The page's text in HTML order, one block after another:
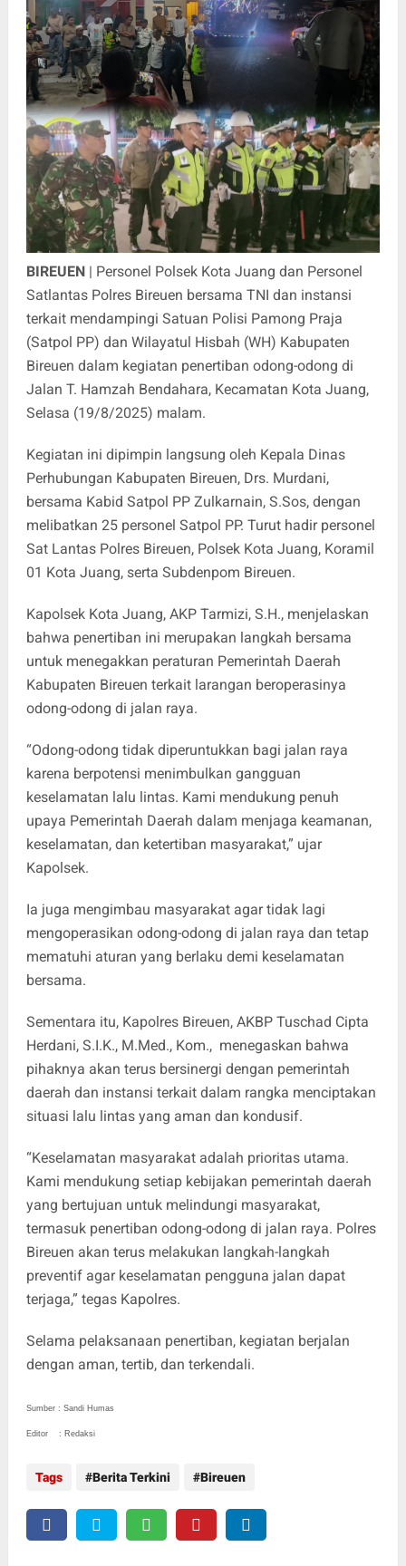
BIREUEN| Personel Polsek Kota Juang dan Personel
Satlantas Polres Bireuen bersama TNI dan instansi
terkait mendampingi Satuan Polisi Pamong Praja
(Satpol PP) dan Wilayatul Hisbah (WH) Kabupaten
Bireuen dalam kegiatan penertiban odong-odong di
Jalan T. Hamzah Bendahara, Kecamatan Kota Juang,
Selasa (19/8/2025) malam.
Kegiatan ini dipimpin langsung oleh Kepala Dinas
Perhubungan Kabupaten Bireuen, Drs. Murdani,
bersama Kabid Satpol PP Zulkarnain, S.Sos, dengan
melibatkan 25 personel Satpol PP. Turut hadir personel
Sat Lantas Polres Bireuen, Polsek Kota Juang, Koramil
01 Kota Juang, serta Subdenpom Bireuen.
Kapolsek Kota Juang, AKP Tarmizi, S.H., menjelaskan
bahwa penertiban ini merupakan langkah bersama
untuk menegakkan peraturan Pemerintah Daerah
Kabupaten Bireuen terkait larangan beroperasinya
odong-odong di jalan raya.
“Odong-odong tidak diperuntukkan bagi jalan raya
karena berpotensi menimbulkan gangguan
keselamatan lalu lintas. Kami mendukung penuh
upaya Pemerintah Daerah dalam menjaga keamanan,
keselamatan, dan ketertiban masyarakat,” ujar
Kapolsek.
Ia juga mengimbau masyarakat agar tidak lagi
mengoperasikan odong-odong di jalan raya dan tetap
mematuhi aturan yang berlaku demi keselamatan
bersama.
Sementara itu, Kapolres Bireuen, AKBP Tuschad Cipta
Herdani, S.I.K., M.Med., Kom., menegaskan bahwa
pihaknya akan terus bersinergi dengan pemerintah
daerah dan instansi terkait dalam rangka menciptakan
situasi lalu lintas yang aman dan kondusif.
“Keselamatan masyarakat adalah prioritas utama.
Kami mendukung setiap kebijakan pemerintah daerah
yang bertujuan untuk melindungi masyarakat,
termasuk penertiban odong-odong di jalan raya. Polres
Bireuen akan terus melakukan langkah-langkah
preventif agar keselamatan pengguna jalan dapat
terjaga,” tegas Kapolres.
Selama pelaksanaan penertiban, kegiatan berjalan
dengan aman, tertib, dan terkendali.
Sumber : Sandi Humas
Editor : Redaksi
Tags Berita Terkini Bireuen